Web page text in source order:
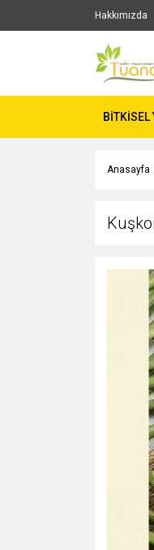
Hakkımızda
BİTKİSEL
Anasayfa